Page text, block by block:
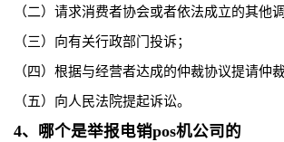
（二）请求消费者协会或者依法成立的其他
（三）向有关行政部门投诉；
（四）根据与经营者达成的仲裁协议提请仲
（五）向人民法院提起诉讼。
4、哪个是举报电销pos机公司的